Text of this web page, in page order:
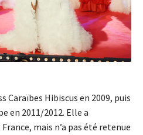
Caraïbes Hibiscus en 2009, puis
en 2011/2012. Elle a
mais n’a pas été retenue